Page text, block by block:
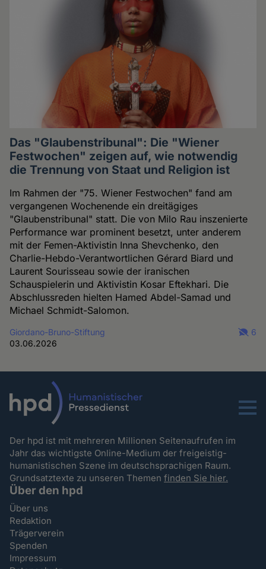
Das "Glaubenstribunal": Die "Wiener
Festwochen" zeigen auf, wie notwendig
die Trennung von Staat und Religion ist
Im Rahmen der "75. Wiener Festwochen" fand am
vergangenen Wochenende ein dreitägiges
"Glaubenstribunal" statt. Die von Milo Rau inszenierte
Performance war prominent besetzt, unter anderem
mit der Femen-Aktivistin Inna Shevchenko, den
Charlie-Hebdo-Verantwortlichen Gérard Biard und
Laurent Sourisseau sowie der iranischen
Schauspielerin und Aktivistin Kosar Eftekhari. Die
Abschlussreden hielten Hamed Abdel-Samad und
Michael Schmidt-Salomon.
Giordano-Bruno-Stiftung
03.06.2026
6
Menu
Der hpd ist mit mehreren Millionen Seitenaufrufen im
Jahr das wichtigste Online-Medium der freigeistig-
humanistischen Szene im deutschsprachigen Raum.
Grundsatztexte zu unseren Themenfinden Sie hier.
Über den hpd
Über uns
Redaktion
Trägerverein
Spenden
Impressum